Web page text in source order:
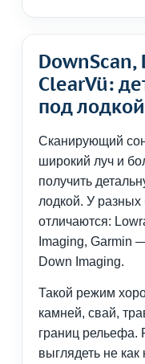
ClearVü:
под лодкой
Сканирующий
широкий луч и
получить
лодкой. У
отличаются:
Imaging, Garmin
Down Imaging.
Такой режим
камней, свай,
границ
выглядеть не как